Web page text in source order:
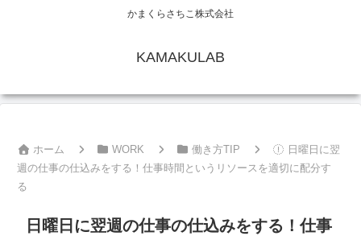
かまくらさちこ株式会社
KAMAKULAB
ホーム WORK 働き方TIP
日曜日に翌
週の仕事の仕込みをする！仕事時間というリソースを適切に配分す
る
日曜日に翌週の仕事の仕込みをする！仕事